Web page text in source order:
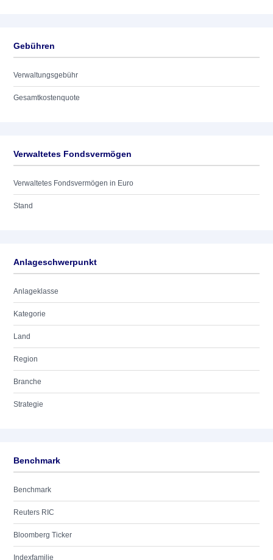
Gebühren
Verwaltungsgebühr
Gesamtkostenquote
Verwaltetes Fondsvermögen
Verwaltetes Fondsvermögen in Euro
Stand
Anlageschwerpunkt
Anlageklasse
Kategorie
Land
Region
Branche
Strategie
Benchmark
Benchmark
Reuters RIC
Bloomberg Ticker
Indexfamilie